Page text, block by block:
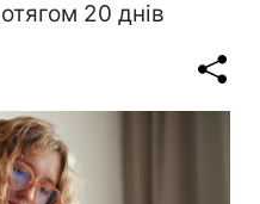
20 днів